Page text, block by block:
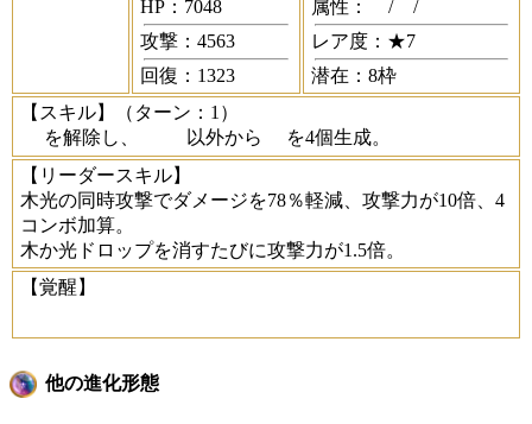
HP：7048
攻撃：4563
回復：1323
属性： /
/
レア度：★7
潜在：8枠
【スキル】
（ターン：1）
を解除し、
以外から
を4個生成。
【リーダースキル】
木光の同時攻撃でダメージを78％軽減、攻撃力が10倍、4
コンボ加算。
木か光ドロップを消すたびに攻撃力が1.5倍。
【覚醒】
他の進化形態